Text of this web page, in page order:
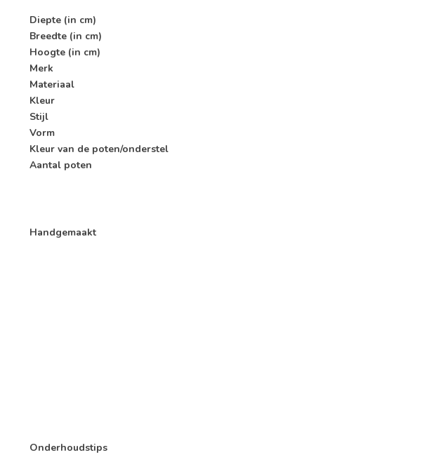
Diepte (in cm)
Breedte (in cm)
Hoogte (in cm)
Merk
Materiaal
Kleur
Stijl
Vorm
Kleur van de poten/onderstel
Aantal poten
Handgemaakt
Onderhoudstips